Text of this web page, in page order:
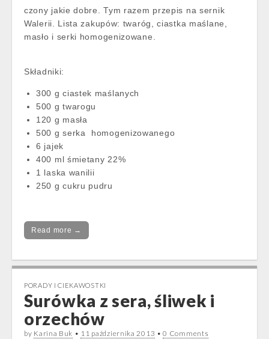
czony jakie dobre. Tym razem przepis na sernik
Walerii. Lista zakupów: twaróg, ciastka maślane,
masło i serki homogenizowane.
Składniki:
300 g ciastek maślanych
500 g twarogu
120 g masła
500 g serka homogenizowanego
6 jajek
400 ml śmietany 22%
1 laska wanilii
250 g cukru pudru
Read more →
PORADY I CIEKAWOSTKI
Surówka z sera, śliwek i
orzechów
by Karina Buk • 11 października 2013 •0 Comments